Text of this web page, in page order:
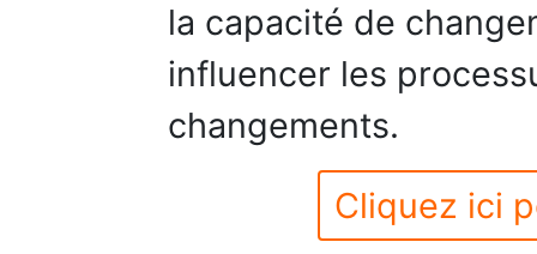
la capacité de
influencer les
changements.
Cliquez ici